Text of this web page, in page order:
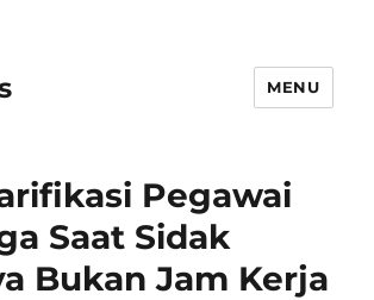
MENU
Pegawai
Saat Sidak
Bukan Jam Kerja